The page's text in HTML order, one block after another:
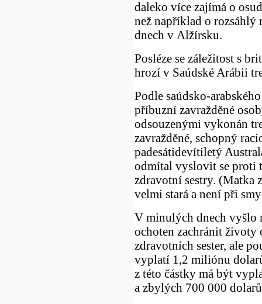
daleko více zajímá o
než například o rozsáhlý
dnech v Alžírsku.
Posléze se záležitost s
hrozí v Saúdské Arábii
Podle saúdsko-
příbuzní zavražděné
odsouzenými vykonán
zavražděné, schopný
padesátidevítiletý
odmítal vyslovit se proti
zdravotní sestry. (Matka
velmi stará a není při
V minulých dnech vyšlo
ochoten zachránit
zdravotních sester, ale
vyplatí 1,2 miliónu
z této částky má být
a zbylých 700 000